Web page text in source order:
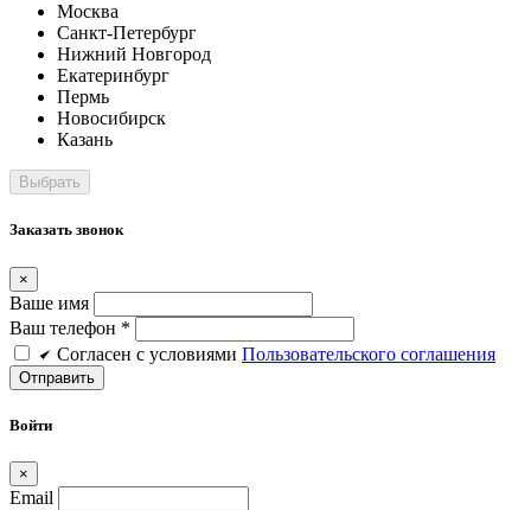
Москва
Санкт-Петербург
Нижний Новгород
Екатеринбург
Пермь
Новосибирск
Казань
Заказать звонок
×
Ваше имя
Ваш телефон *
Cогласен c условиями Пользовательского соглашения
Войти
×
Email